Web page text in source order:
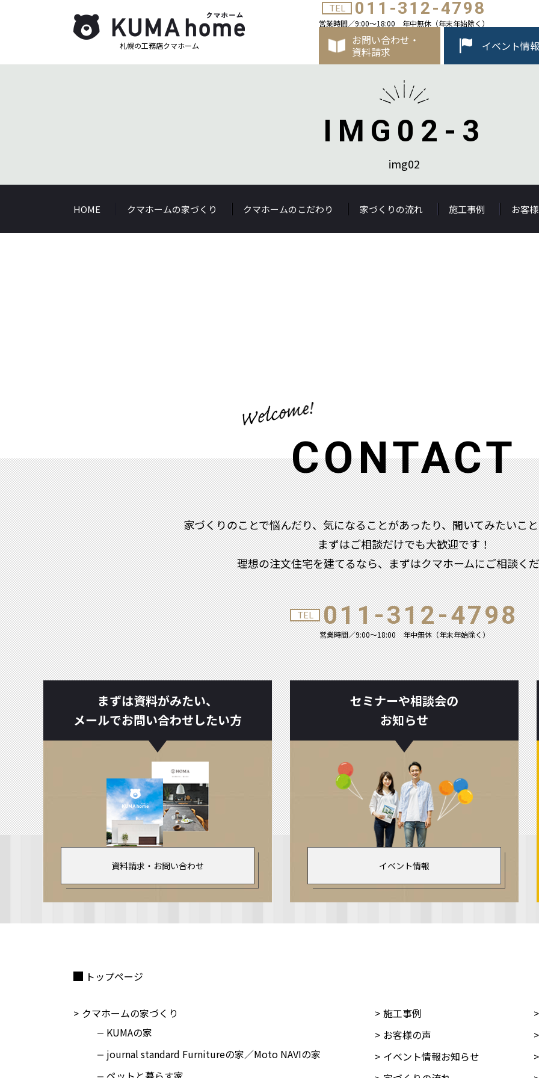
札幌の工務店クマホーム
TEL 011-312-4798
営業時間／9:00～18:00 年中無休（年末年始除く）
お問い合わせ・
資料請求
イベント情報
IMG02-3
img02
HOME クマホームの家づくり クマホームのこだわり 家づくりの流れ 施工事例 お客
CONTACT
家づくりのことで悩んだり、気になることがあったり、聞いてみたいこ
まずはご相談だけでも大歓迎です！
理想の注文住宅を建てるなら、まずはクマホームにご相談く
TEL 011-312-4798
営業時間／9:00～18:00年中無休（年末年始除く）
まずは資料がみたい、
メールでお問い合わせしたい方
資料請求・お問い合わせ
セミナーや相談会の
お知らせ
イベント情報
トップページ
クマホームの家づくり
KUMAの家
journal standard Furnitureの家／Moto NAVIの家
施工事例
お客様の声
イベント情報お知らせ